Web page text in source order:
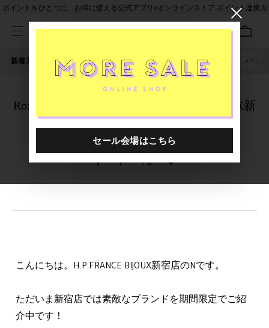
ポイントをひとつに。お得に使える公式アプリ×オンラインストア ポイント連携ガ
新着アイテム 人気ワード セール 40th限定 irodori バッグ
Roxanne First期間限定ご紹介中！【BIJOUX新
宿】
こんにちは。H.P.FRANCE BIJOUX新宿店のNです。
ただいま新宿店では素敵なブランドを期間限定でご紹
介中です！